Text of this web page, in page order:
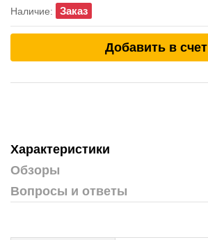
Наличие: Заказ
Добавить в счет
Характеристики
Обзоры
Вопросы и ответы